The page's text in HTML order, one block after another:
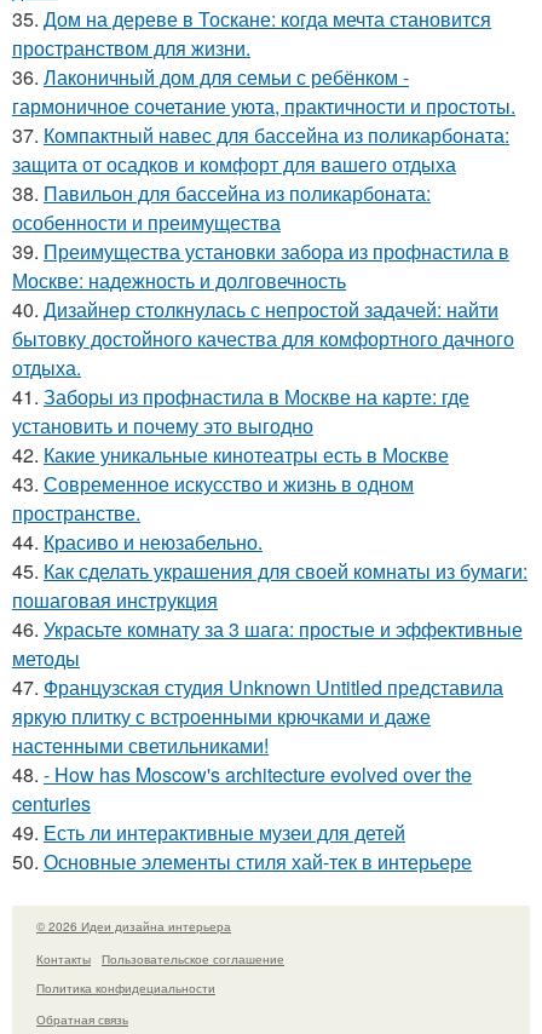
35. Дом на дереве в Тоскане: когда мечта становится
пространством для жизни.
36. Лаконичный дом для семьи с ребёнком -
гармоничное сочетание уюта, практичности и простоты.
37. Компактный навес для бассейна из поликарбоната:
защита от осадков и комфорт для вашего отдыха
38. Павильон для бассейна из поликарбоната:
особенности и преимущества
39. Преимущества установки забора из профнастила в
Москве: надежность и долговечность
40. Дизайнер столкнулась с непростой задачей: найти
бытовку достойного качества для комфортного дачного
отдыха.
41. Заборы из профнастила в Москве на карте: где
установить и почему это выгодно
42. Какие уникальные кинотеатры есть в Москве
43. Современное искусство и жизнь в одном
пространстве.
44. Красиво и неюзабельно.
45. Как сделать украшения для своей комнаты из бумаги:
пошаговая инструкция
46. Украсьте комнату за 3 шага: простые и эффективные
методы
47. Французская студия Unknown Untitled представила
яркую плитку с встроенными крючками и даже
настенными светильниками!
48. - How has Moscow's architecture evolved over the
centuries
49. Есть ли интерактивные музеи для детей
50. Основные элементы стиля хай-тек в интерьере
© 2026 Идеи дизайна интерьера
Контакты
Пользовательское соглашение
Политика конфидециальности
Обратная связь